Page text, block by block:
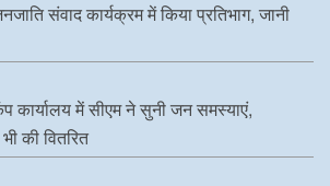
संवाद कार्यक्रम में किया प्रतिभाग, जानी
कार्यालय में सीएम ने सुनी जन समस्याएं,
की वितरित